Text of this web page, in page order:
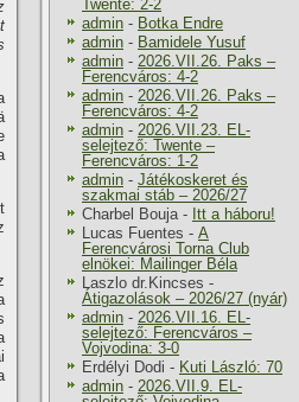
Twente: 2-2
admin - Botka Endre
admin - Bamidele Yusuf
admin - 2026.VII.26. Paks –
Ferencváros: 4-2
admin - 2026.VII.26. Paks –
Ferencváros: 4-2
admin - 2026.VII.23. EL-
selejtező: Twente –
Ferencváros: 1-2
admin - Játékoskeret és
szakmai stáb – 2026/27
Charbel Bouja- Itt a háboru!
Lucas Fuentes - A
Ferencvárosi Torna Club
elnökei: Mailinger Béla
Laszlo dr.Kincses -
Átigazolások – 2026/27 (nyár)
admin - 2026.VII.16. EL-
selejtező: Ferencváros –
Vojvodina: 3-0
Erdélyi Dodi - Kuti László: 70
admin - 2026.VII.9. EL-